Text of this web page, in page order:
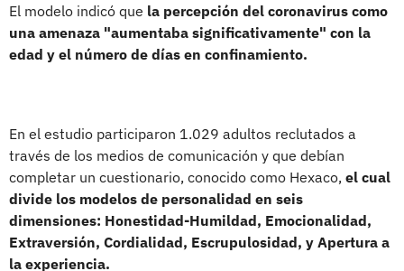
El modelo indicó que la percepción del coronavirus como
una amenaza "aumentaba significativamente" con la
edad y el número de días en confinamiento.
En el estudio participaron 1.029 adultos reclutados a
través de los medios de comunicación y que debían
completar un cuestionario, conocido como Hexaco, el cual
divide los modelos de personalidad en seis
dimensiones: Honestidad-Humildad, Emocionalidad,
Extraversión, Cordialidad, Escrupulosidad, y Apertura a
la experiencia.